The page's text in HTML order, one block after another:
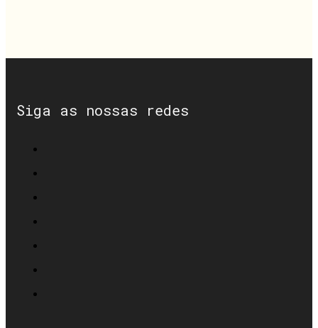
Siga as nossas redes